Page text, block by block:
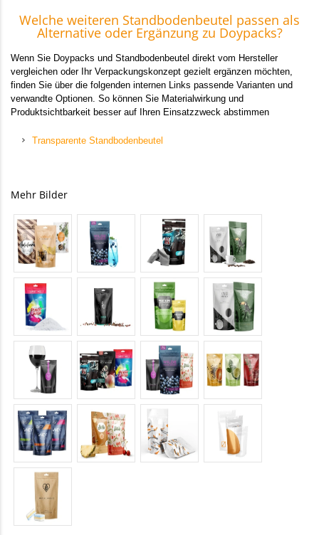
Welche weiteren Standbodenbeutel passen als
Alternative oder Ergänzung zu Doypacks?
Wenn Sie Doypacks und Standbodenbeutel direkt vom Hersteller
vergleichen oder Ihr Verpackungskonzept gezielt ergänzen möchten,
finden Sie über die folgenden internen Links passende Varianten und
verwandte Optionen. So können Sie Materialwirkung und
Produktsichtbarkeit besser auf Ihren Einsatzzweck abstimmen
Transparente Standbodenbeutel
Mehr Bilder